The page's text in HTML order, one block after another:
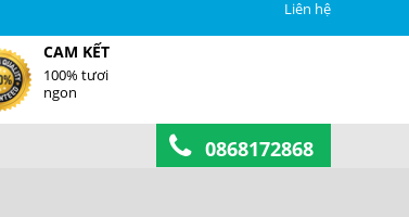
Liên hệ
CAM KẾT
100% tươi
ngon
0868172868